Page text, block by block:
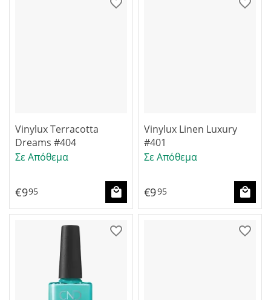
Vinylux Terracotta
Dreams #404
Σε Απόθεμα
€995
Vinylux Linen Luxury
#401
Σε Απόθεμα
€995